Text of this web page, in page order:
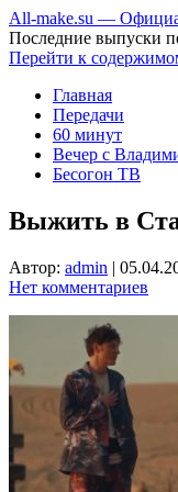
All-make.su —
Последние выпуски
Перейти к
Главная
Передачи
60 минут
Вечер с
Бесогон ТВ
Выжить в
Автор: admin |
Нет комментариев